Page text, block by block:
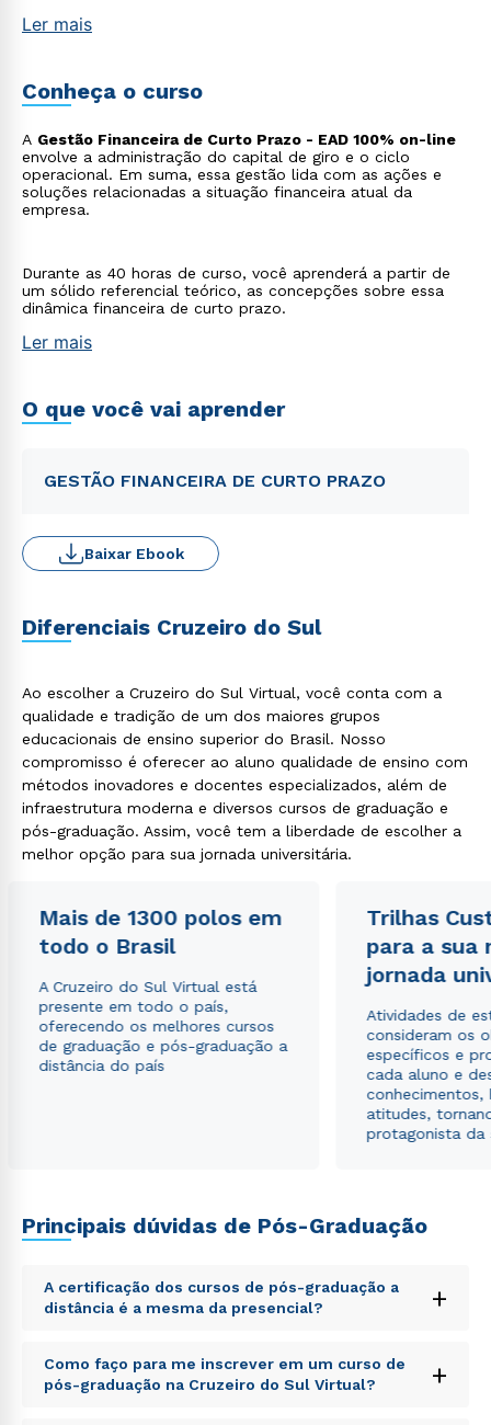
Ler mais
Conheça o curso
A Gestão Financeira de Curto Prazo - EAD 100% on-line
envolve a administração do capital de giro e o ciclo
operacional. Em suma, essa gestão lida com as ações e
soluções relacionadas a situação financeira atual da
empresa.
Durante as 40 horas de curso, você aprenderá a partir de
um sólido referencial teórico, as concepções sobre essa
dinâmica financeira de curto prazo.
Ler mais
O que você vai aprender
GESTÃO FINANCEIRA DE CURTO PRAZO
Baixar Ebook
Diferenciais Cruzeiro do Sul
Ao escolher a Cruzeiro do Sul Virtual, você conta com a
qualidade e tradição de um dos maiores grupos
educacionais de ensino superior do Brasil. Nosso
compromisso é oferecer ao aluno qualidade de ensino com
métodos inovadores e docentes especializados, além de
infraestrutura moderna e diversos cursos de graduação e
pós-graduação. Assim, você tem a liberdade de escolher a
melhor opção para sua jornada universitária.
Mais de 1300 polos em
todo o Brasil
A Cruzeiro do Sul Virtual está
presente em todo o país,
oferecendo os melhores cursos
de graduação e pós-graduação a
distância do país
Trilhas
para a sua
jornada
Atividades de
consideram os
específicos e
cada aluno e
conhecimentos,
atitudes,
protagonista da
Principais dúvidas de Pós-Graduação
A certificação dos cursos de pós-graduação a
distância é a mesma da presencial?
+
Sed ut perspiciatis unde omnis iste natus error sit
voluptatem accusantium doloremque laudantium,
totam rem aperiam, eaque ipsa quae ab illo inventore
Como faço para me inscrever em um curso de
pós-graduação na Cruzeiro do Sul Virtual?
+
Rápido e fácil
WhatsApp
ou
autorizo que meus dados sejam utilizados para o